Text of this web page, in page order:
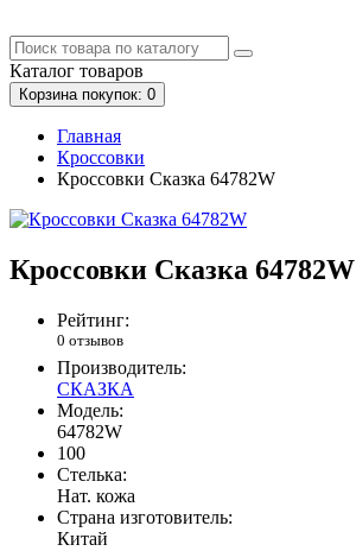
Каталог товаров
Корзинапокупок: 0
Главная
Кроссовки
Кроссовки Сказка 64782W
Кроссовки Сказка 64782W
Рейтинг:
0 отзывов
Производитель:
СКАЗКА
Модель:
64782W
100
Стелька:
Нат. кожа
Страна изготовитель:
Китай